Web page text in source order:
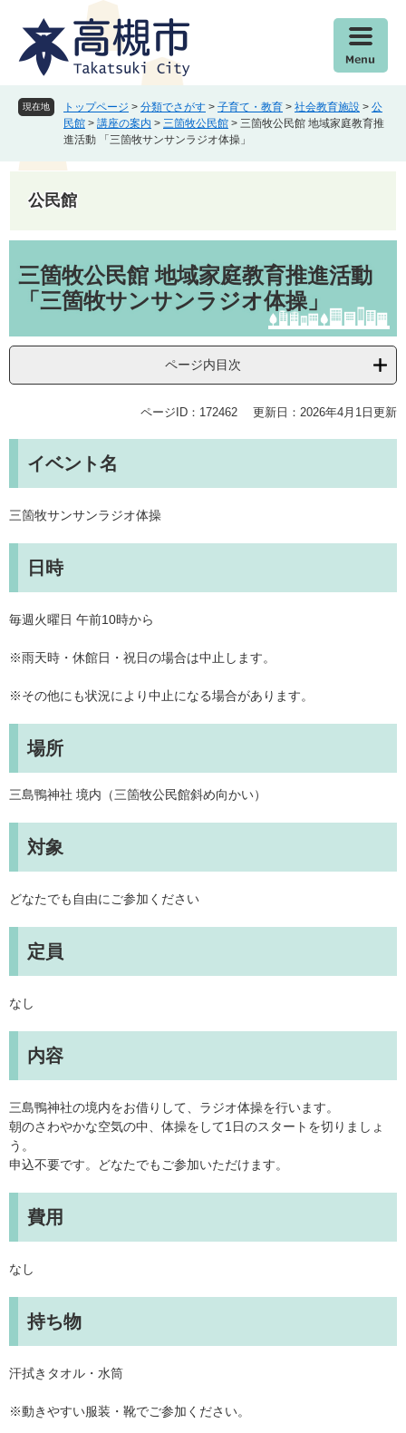
現在地 トップページ > 分類でさがす > 子育て・教育 > 社会教育施設 > 公
民館 > 講座の案内 > 三箇牧公民館 > 三箇牧公民館 地域家庭教育推
進活動 「三箇牧サンサンラジオ体操」
公民館
文三箇牧公民館 地域家庭教育推進活動
「三箇牧サンサンラジオ体操」
ページ内目次
ページID：172462 更新日：2026年4月1日更新
イベント名
三箇牧サンサンラジオ体操
日時
毎週火曜日 午前10時から
※雨天時・休館日・祝日の場合は中止します。
※その他にも状況により中止になる場合があります。
場所
三島鴨神社 境内（三箇牧公民館斜め向かい）
対象
どなたでも自由にご参加ください
定員
なし
内容
三島鴨神社の境内をお借りして、ラジオ体操を行います。
朝のさわやかな空気の中、体操をして1日のスタートを切りましょ
う。
申込不要です。どなたでもご参加いただけます。
費用
なし
持ち物
汗拭きタオル・水筒
※動きやすい服装・靴でご参加ください。